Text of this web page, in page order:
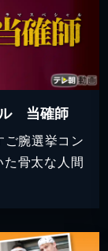
ル 当確師
腕選挙コン
骨太な人間